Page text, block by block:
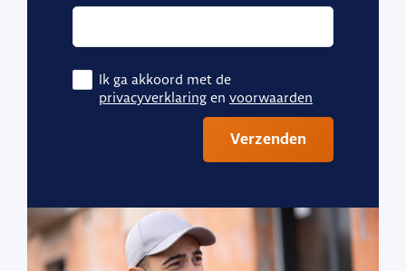
Ik ga akkoord met de
privacyverklaring en voorwaarden
Verzenden